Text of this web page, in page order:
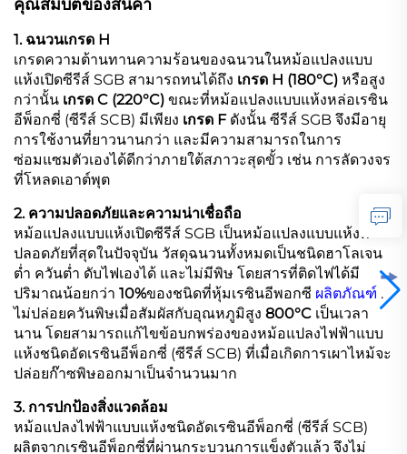
คุณสมบัติของสินค้า
1. ฉนวนเกรด H
เกรดความต้านทานความร้อนของฉนวนในหม้อแปลงแบบ
แห้งเปิดซีรีส์ SGB สามารถทนได้ถึง เกรด H (180°C) หรือสูง
กว่านั้น เกรด C (220°C) ขณะที่หม้อแปลงแบบแห้งหล่อเรซิน
อีพ็อกซี่ (ซีรีส์ SCB) มีเพียง เกรด F ดังนั้น ซีรีส์ SGB จึงมีอายุ
การใช้งานที่ยาวนานกว่า และมีความสามารถในการ
ซ่อมแซมตัวเองได้ดีกว่าภายใต้สภาวะสุดขั้ว เช่น การลัดวงจร
ที่โหลดเอาต์พุต
2. ความปลอดภัยและความน่าเชื่อถือ
หม้อแปลงแบบแห้งเปิดซีรีส์ SGB เป็นหม้อแปลงแบบแห้งที่
ปลอดภัยที่สุดในปัจจุบัน วัสดุฉนวนทั้งหมดเป็นชนิดฮาโลเจน
ต่ำ ควันต่ำ ดับไฟเองได้ และไม่มีพิษ โดยสารที่ติดไฟได้มี
ปริมาณน้อยกว่า 10%ของชนิดที่หุ้มเรซินอีพอกซี ผลิตภัณฑ์ .
ไม่ปล่อยควันพิษเมื่อสัมผัสกับอุณหภูมิสูง 800°C เป็นเวลา
นาน โดยสามารถแก้ไขข้อบกพร่องของหม้อแปลงไฟฟ้าแบบ
แห้งชนิดอัดเรซินอีพ็อกซี่ (ซีรีส์ SCB) ที่เมื่อเกิดการเผาไหม้จะ
ปล่อยก๊าซพิษออกมาเป็นจำนวนมาก
3. การปกป้องสิ่งแวดล้อม
หม้อแปลงไฟฟ้าแบบแห้งชนิดอัดเรซินอีพ็อกซี่ (ซีรีส์ SCB)
ผลิตจากเรซินอีพ็อกซี่ที่ผ่านกระบวนการแข็งตัวแล้ว จึงไม่